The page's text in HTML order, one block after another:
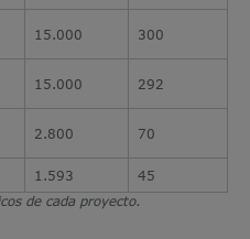
15.000 300
15.000 292
2.800 70
1.593
45
de cada proyecto.